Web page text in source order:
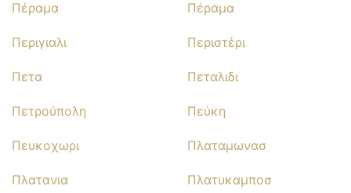
Πέραμα Πέραμα
Περιγιαλι Περιστέρι
Πετα Πεταλιδι
Πετρούπολη Πεύκη
Πευκοχωρι Πλαταμωνασ
Πλατανια Πλατυκαμποσ